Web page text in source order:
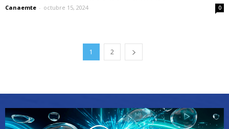
Canaemte - octubre 15, 2024 0
1 2